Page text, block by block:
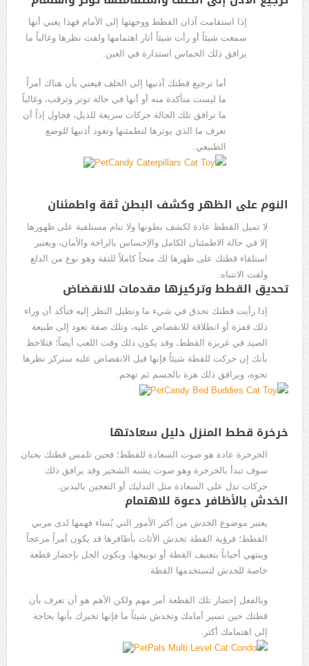
إذا استقامت آذان القطط ووجهتها إلى الأمام فهذا يعني أنها
سمعت شيئاً أو رأت شيئاً أثار اهتمامها ولفت نظرها وغالباً ما
يرافق ذلك الحماس استدارة في العين.
أما ترجيع قطتك أذنيها إلى الخلف فيعني بأن هناك أمراً
ما ليست متأكدة منه أو أنها في حالة توتر وترقب، وغالباً
ما ترافق تلك الحالة حركات سريعة للذيل، فحاول إذاً أن
تعرف ما الذي يوترها لتطمئنها وتعود أذنيها للوضع
الطبيعي.
النوم على الظهر وكشف البطن ثقة واطمئنان
لا تميل القطط عادة لكشف بطونها ولا تنام مستلقية على ظهورها
إلا في حالة الاطمئنان الكامل والإحساس بالراحة والأمان، ويعتبر
استلقاء قطتك على ظهرها لك منحاً كاملاً للثقة وهو نوع من الدلع
ولفت الانتباه.
تحديق القطط وتركيزها مقدمات للانقضاض
إذا رأيت قطتك تحدق في شيء ما وتطيل النظر إليه فتأكد أن وراء
ذلك قفزة أو انطلاقة للانقضاض عليه، وتلك صفة تعود إلى طبيعة
الصيد في غريزة القطط، وقد يكون ذلك وقت اللعب أيضاً؛ فتلاحظ
بأنك إن حركت للقطة شيئاً فإنها قبل الانقضاض عليه ستركز نظرها
نحوه، ويرافق ذلك هزة بالجسم ثم تهجم.
خرخرة قطط المنزل دليل سعادتها
الخرخرة عادة هو صوت السعادة للقطط؛ فحين تلمس قطتك بحنان
سوف تبدأ بالخرخرة وهو صوت يشبه الشخير وقد يرافق ذلك
حركات تدل على السعادة مثل التدليك أو التعجين باليدين.
الخدش بالأظافر دعوة للاهتمام
يعتبر موضوع الخدش من أكثر الأمور التي يُساء فهمها لدى مربي
القطط؛ فرؤية القطة تخدش الأثاث بأظافرها قد يكون أمراً مزعجاً
وينتهي أحياناً بتعنيف القطة أو توبيخها، ويكون الحل بإحضار قطعة
خاصة للخدش لتستخدمها القطة.
وبالفعل إحضار تلك القطعة أمر مهم ولكن الأهم هو أن تعرف بأن
قطتك حين تسير أمامك وتخدش شيئاً ما فإنها تخبرك بأنها بحاجة
إلى اهتمامك أكثر.